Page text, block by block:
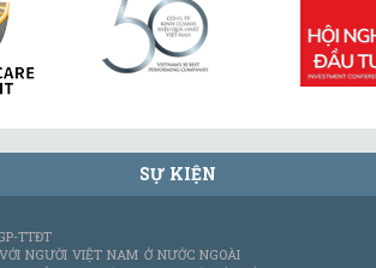
SỰ KIỆN
TTĐT
NGƯỜI VIỆT NAM Ở NƯỚC NGOÀI